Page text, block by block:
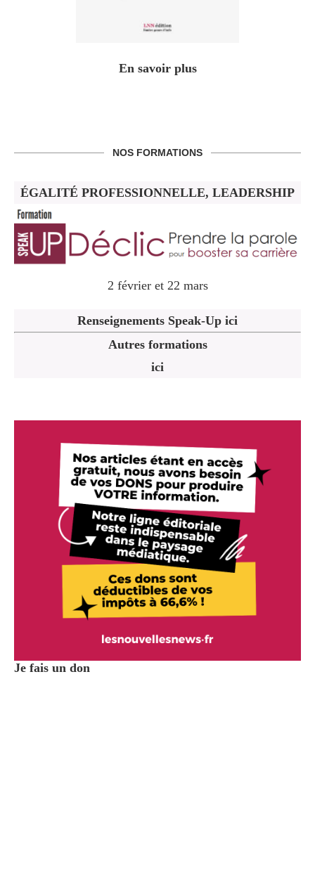
En savoir plus
NOS FORMATIONS
ÉGALITÉ PROFESSIONNELLE, LEADERSHIP
2 février et 22 mars
Renseignements Speak-Up ici
Autres formations
ici
Je fais un don